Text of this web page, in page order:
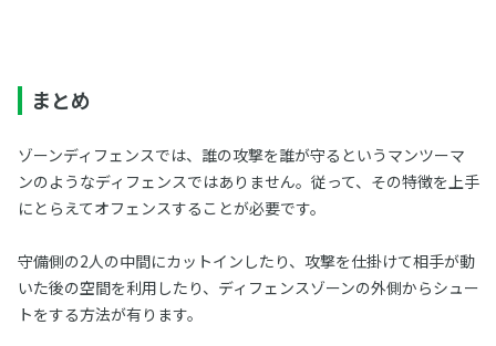
まとめ
ゾーンディフェンスでは、誰の攻撃を誰が守るというマンツーマ
ンのようなディフェンスではありません。従って、その特徴を上手
にとらえてオフェンスすることが必要です。
守備側の2人の中間にカットインしたり、攻撃を仕掛けて相手が動
いた後の空間を利用したり、ディフェンスゾーンの外側からシュー
トをする方法が有ります。